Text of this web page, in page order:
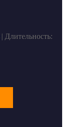
| Длительность: